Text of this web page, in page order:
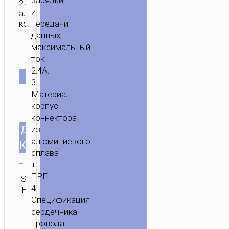
/ КАБЕЛЬ
SURPASS”
ЗАРЯДКИ
ПЕРЕДАЧИ
ДАННЫХ
2.4А
алюминиевые
коннекторы.
ЦВЕТ
ДЛИНА
КАБЕЛЯ
SKU:
Н/Д
Категория:
USB-C
и
передачи
данных,
максимальный
ток
2.4А.
3.
Материал:
корпус
коннектора
из
алюминиевого
сплава
+
TPE.
4.
Спецификация
сердечника
провода: